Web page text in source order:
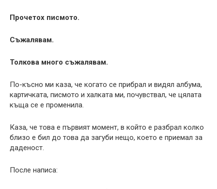
Прочетох писмото.
Съжалявам.
Толкова много съжалявам.
По-късно ми каза, че когато се прибрал и видял албума,
картичката, писмото и халката ми, почувствал, че цялата
къща се е променила.
Каза, че това е първият момент, в който е разбрал колко
близо е бил до това да загуби нещо, което е приемал за
даденост.
После написа: